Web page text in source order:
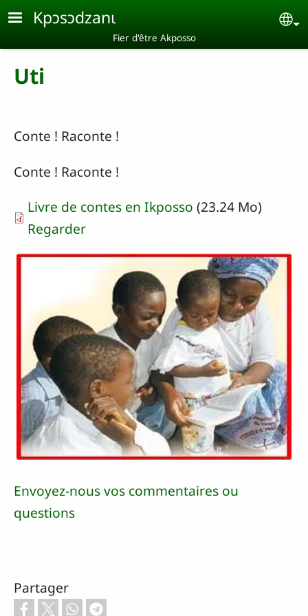
Aller au contenu principal
Kpɔsɔdzanɩ
Fier d'être Akposso
Uti
Conte ! Raconte !
Conte ! Raconte !
Livre de contes en Ikposso (23.24 Mo)
Regarder
Envoyez-nous vos commentaires ou
questions
Partager